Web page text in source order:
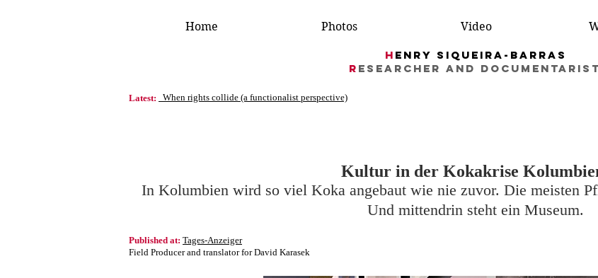
Home Photos Video
H enry Siqueira-Barras
R esearcher AND DocumentarIST
Latest: When rights collide (a functionalist perspective)
Kultur in der Kokakrise
In Kolumbien wird so viel Koka angebaut wie nie zuvor. Die meisten
Und mittendrin steht ein Museum.
Published at: Tages-Anzeiger
Field Producer and translator for David Karasek